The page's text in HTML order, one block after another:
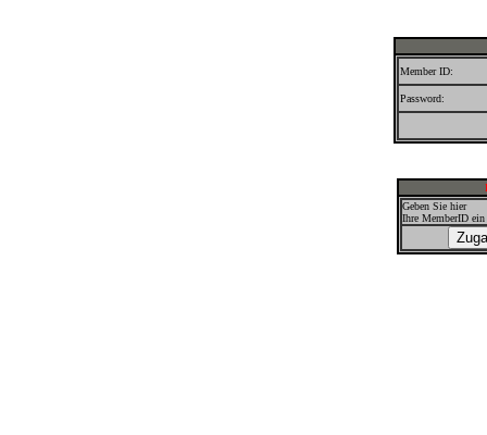
Member ID:
Password:
Geben Sie hier
Ihre MemberID ein